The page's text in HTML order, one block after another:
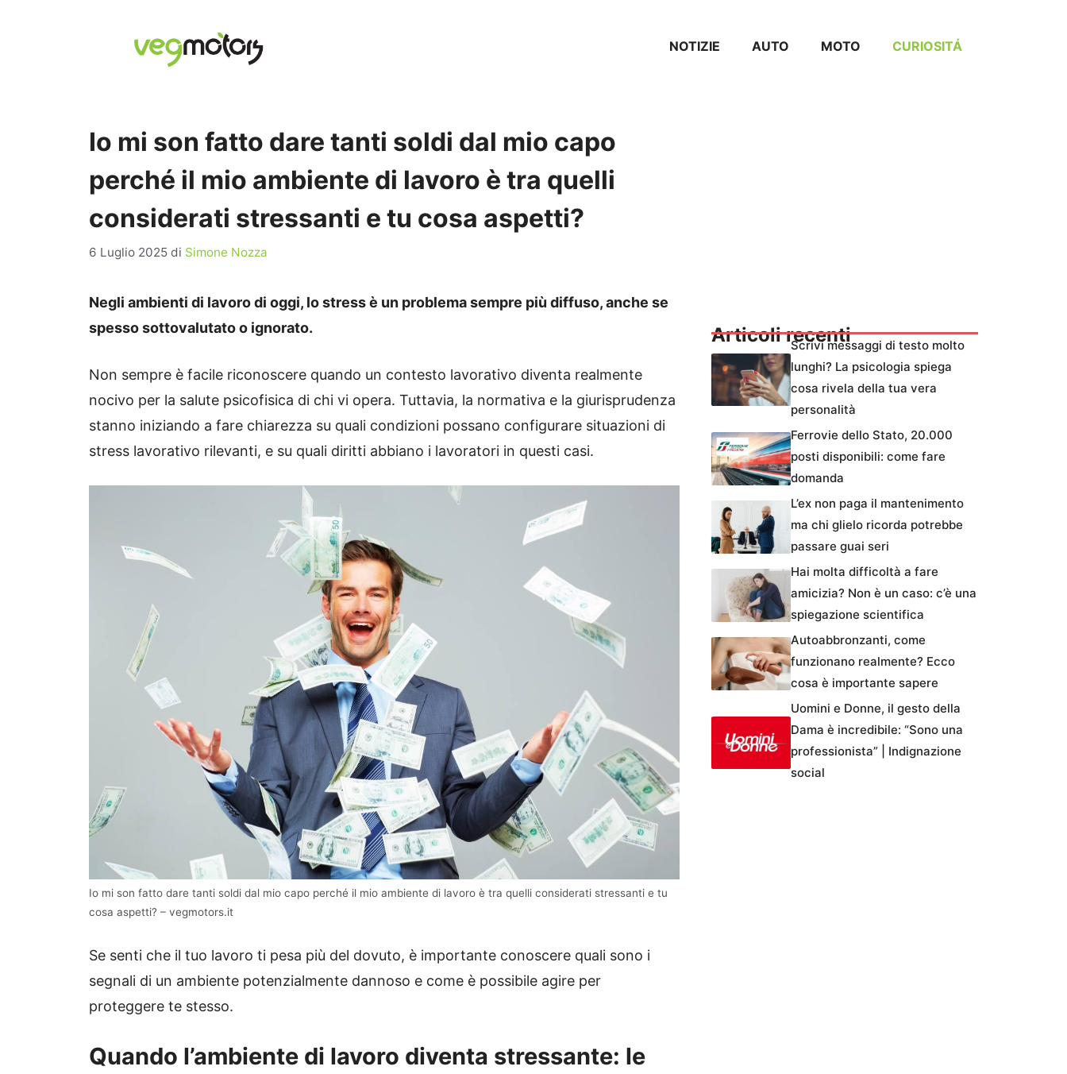
NOTIZIE AUTO MOTO CURIOSITÁ
Io mi son fatto dare tanti soldi dal mio capo
perché il mio ambiente di lavoro è tra quelli
considerati stressanti e tu cosa aspetti?
6 Luglio 2025 di Simone Nozza
Negli ambienti di lavoro di oggi, lo stress è un problema sempre più diffuso, anche se
spesso sottovalutato o ignorato.
Non sempre è facile riconoscere quando un contesto lavorativo diventa realmente
nocivo per la salute psicofisica di chi vi opera. Tuttavia, la normativa e la giurisprudenza
stanno iniziando a fare chiarezza su quali condizioni possano configurare situazioni di
stress lavorativo rilevanti, e su quali diritti abbiano i lavoratori in questi casi.
Io mi son fatto dare tanti soldi dal mio capo perché il mio ambiente di lavoro è tra quelli considerati stressanti e tu
cosa aspetti? – vegmotors.it
Se senti che il tuo lavoro ti pesa più del dovuto, è importante conoscere quali sono i
segnali di un ambiente potenzialmente dannoso e come è possibile agire per
proteggere te stesso.
Quando l’ambiente di lavoro diventa stressante: le
Articoli recentiScrivi messaggi di testo molto
lunghi? La psicologia spiega
cosa rivela della tua vera
personalità
Ferrovie dello Stato, 20.000
posti disponibili: come fare
domanda
L’ex non paga il mantenimento
ma chi glielo ricorda potrebbe
passare guai seri
Hai molta difficoltà a fare
amicizia? Non è un caso: c’è una
spiegazione scientifica
Autoabbronzanti, come
funzionano realmente? Ecco
cosa è importante sapere
Uomini e Donne, il gesto della
Dama è incredibile: “Sono una
professionista” | Indignazione
social